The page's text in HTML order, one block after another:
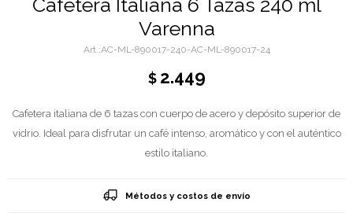
Cafetera Italiana 6 Tazas 240 ml
Varenna
AC-ML-890017-240-AC-ML-890017-24
$ 2.449
Cafetera italiana de 6 tazas con cuerpo de acero y depósito superior de
vidrio. Ideal para disfrutar un café intenso, aromático y con el auténtico
estilo italiano.
Métodos y costos de envío